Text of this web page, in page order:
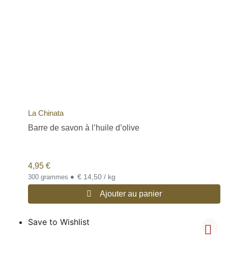
La Chinata
Barre de savon à l’huile d’olive
4,95 €
300 grammes • € 14,50 / kg
Ajouter au panier
Save to Wishlist